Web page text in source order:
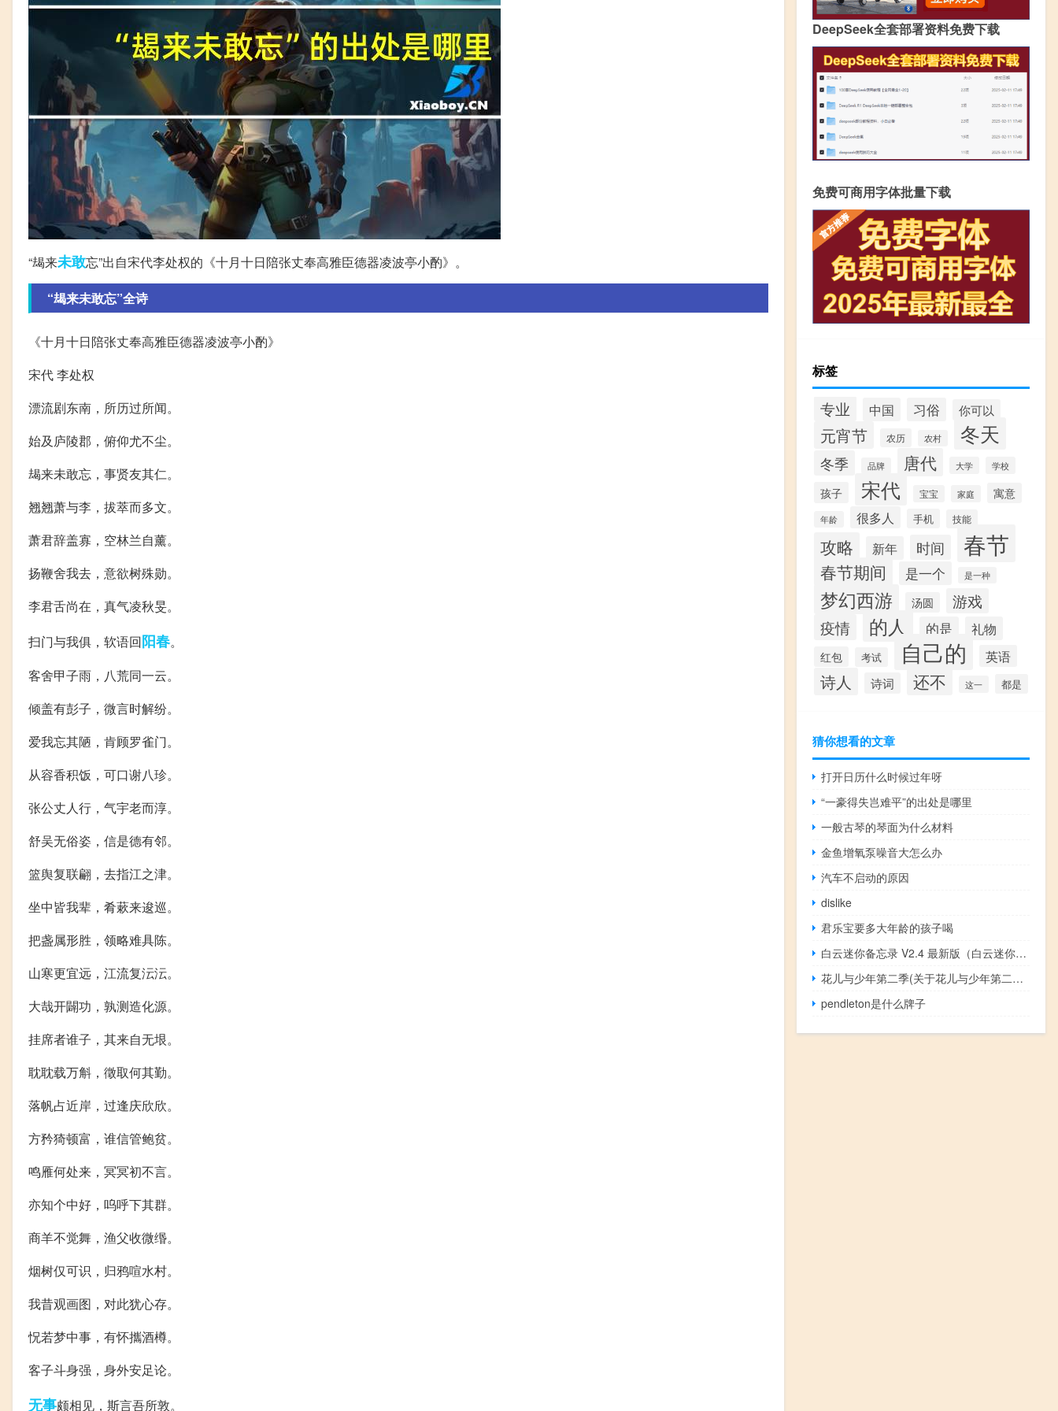
“朅来未敢忘”出自宋代李处权的《十月十日陪张丈奉高雅臣德器凌波亭小酌》。
“朅来未敢忘”全诗
《十月十日陪张丈奉高雅臣德器凌波亭小酌》
宋代 李处权
漂流剧东南，所历过所闻。
始及庐陵郡，俯仰尤不尘。
朅来未敢忘，事贤友其仁。
翘翘萧与李，拔萃而多文。
萧君辞盖寡，空林兰自薰。
扬鞭舍我去，意欲树殊勋。
李君舌尚在，真气凌秋旻。
扫门与我俱，软语回阳春。
客舍甲子雨，八荒同一云。
倾盖有彭子，微言时解纷。
爱我忘其陋，肯顾罗雀门。
从容香积饭，可口谢八珍。
张公丈人行，气宇老而淳。
舒吴无俗姿，信是德有邻。
篮舆复联翩，去指江之津。
坐中皆我辈，肴蔌来逡巡。
把盏属形胜，领略难具陈。
山寒更宜远，江流复沄沄。
大哉开闢功，孰测造化源。
挂席者谁子，其来自无垠。
耽耽载万斛，徵取何其勤。
落帆占近岸，过逢庆欣欣。
方矜猗顿富，谁信管鲍贫。
鸣雁何处来，冥冥初不言。
亦知个中好，呜呼下其群。
商羊不觉舞，渔父收微缗。
烟树仅可识，归鸦喧水村。
我昔观画图，对此犹心存。
怳若梦中事，有怀攜酒樽。
客子斗身强，身外安足论。
无事颇相见，斯言吾所敦。
DeepSeek全套部署资料免费下载
免费可商用字体批量下载
标签
专业 中国 习俗 你可以
元宵节 农历 农村 冬天
冬季 品牌 唐代 大学 学校
孩子 宋代 宝宝 家庭 寓意
年龄 很多人 手机 技能
攻略 新年 时间 春节
春节期间 是一个 是一种
梦幻西游 汤圆 游戏
疫情 的人 的是 礼物
红包 考试 自己的 英语
诗人 诗词 还不 这一 都是
猜你想看的文章
打开日历什么时候过年呀
“一豪得失岂难平”的出处是哪里
一般古琴的琴面为什么材料
金鱼增氧泵噪音大怎么办
汽车不启动的原因
dislike
君乐宝要多大年龄的孩子喝
白云迷你备忘录 V2.4 最新版（白云迷你备忘录 V2.4 最新版功能简介）
花儿与少年第二季(关于花儿与少年第二季简述)
pendleton是什么牌子